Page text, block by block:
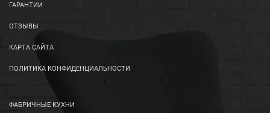
ГАРАНТИИ
ОТЗЫВЫ
КАРТА САЙТА
ПОЛИТИКА КОНФИДЕНЦИАЛЬНОСТИ
ФАБРИЧНЫЕ КУХНИ